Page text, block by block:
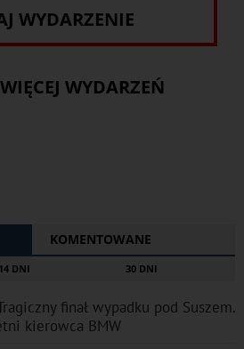
WYDARZENIE
WYDARZEŃ
KOMENTOWANE
14 DNI 30 DNI
finał wypadku pod Suszem.
kierowca BMW